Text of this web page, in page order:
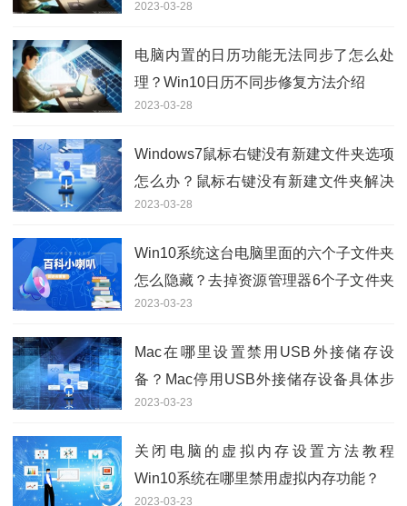
2023-03-28
电脑内置的日历功能无法同步了怎么处
理？Win10日历不同步修复方法介绍
2023-03-28
Windows7鼠标右键没有新建文件夹选项
怎么办？鼠标右键没有新建文件夹解决
方法分享
2023-03-28
Win10系统这台电脑里面的六个子文件夹
怎么隐藏？去掉资源管理器6个子文件夹
操作方法
2023-03-23
Mac在哪里设置禁用USB外接储存设
备？Mac停用USB外接储存设备具体步
骤
2023-03-23
关闭电脑的虚拟内存设置方法教程
Win10系统在哪里禁用虚拟内存功能？
2023-03-23